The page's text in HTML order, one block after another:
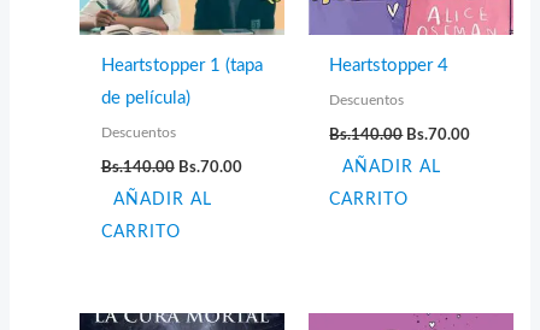
Heartstopper 1 (tapa
de película)
Descuentos
Bs.140.00 El
original
Bs.140.00.
Bs.70.00El
AÑADIR AL
CARRITO
Heartstopper 4
Descuentos
Bs.140.00 El
original
Bs.140.00.
Bs.70.00
AÑADIR AL
CARRITO